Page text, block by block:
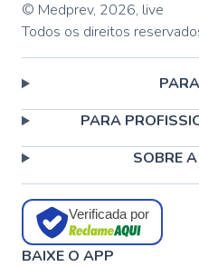
© Medprev, 2026, live
Todos os direitos
PARA
SOBRE
Verificada por
BAIXE O APP